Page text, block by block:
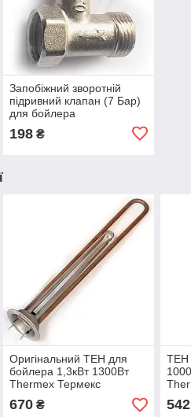
Запобіжний зворотній
підривний клапан (7 Бар)
для бойлера
198₴
Оригінальний ТЕН для
бойлера 1,3кВт 1300Вт
Thermex Термекс
Garanterm Гарантерм
мідний
670₴
ТЕН